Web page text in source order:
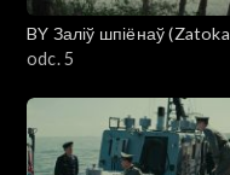
BY Заліў шпіёнаў (Zatoka
szpiegów)
odc. 5